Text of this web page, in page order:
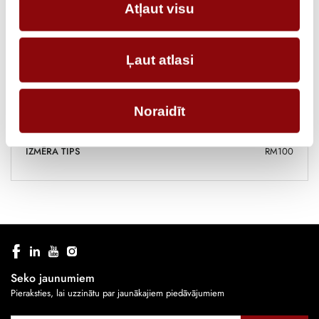
Atļaut visu
Ļaut atlasi
Noraidīt
IZMĒRI 135x135x160 cm
STRĀVAS STIPRUMS, A 125
IZMĒRA TIPS RM100
Seko jaunumiem
Pieraksties, lai uzzinātu par jaunākajiem piedāvājumiem